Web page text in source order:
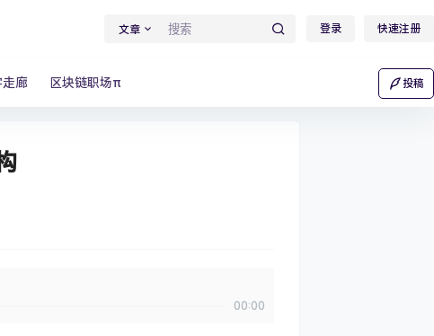
文章 登录 快速注册
走廊 区块链职场π 投稿
00:00